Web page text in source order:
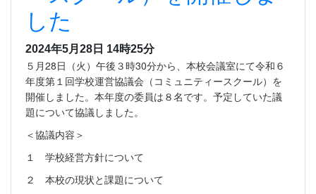
した
2024年5月28日 14時25分
５月28日（火）午後３時30分から、本校会議室にて令和６
年度第１回学校運営協議会（コミュニティースクール）を
開催しました。本年度の委員は８名です。予定していた議
題について協議しました。
＜協議内容＞
１ 学校経営方針について
２ 本校の現状と課題について